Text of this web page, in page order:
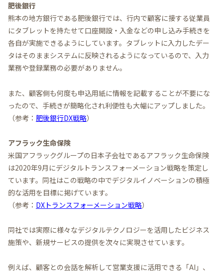
肥後銀行
熊本の地方銀行である肥後銀行では、行内で顧客に接する従業員
にタブレットを持たせて口座開設・入金などの申し込み手続きを
各自が実施できるようにしています。タブレットに入力したデー
タはそのままシステムに反映されるようになっているので、入力
業務や登録業務の必要がありません。
また、顧客側も何度も申込用紙に情報を記載することが不要にな
ったので、手続きが簡略化され利便性も大幅にアップしました。
（参考： 肥後銀行DX戦略）
アフラック生命保険
米国アフラックグループの日本子会社であるアフラック生命保険
は2020年9月にデジタルトランスフォーメーション戦略を策定し
ています。同社はこの戦略の中でデジタルイノベーションの積極
的な活用を目標に掲げています。
（参考： DXトランスフォーメーション戦略）
同社では実際に様々なデジタルテクノロジーを活用したビジネス
施策や、新規サービスの提供を次々に実現させています。
例えば、顧客との会話を解析して営業支援に活用できる「AI」、